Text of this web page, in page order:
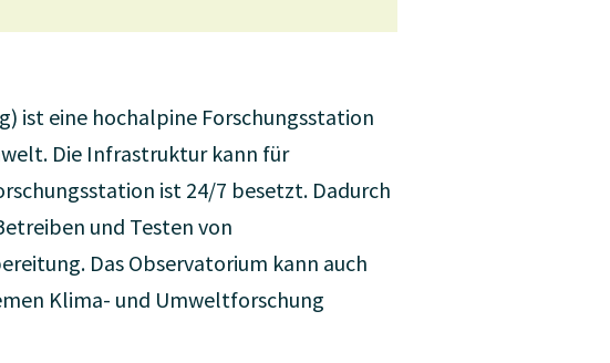
ist eine hochalpine Forschungsstation
Die Infrastruktur kann für
ist 24/7 besetzt. Dadurch
und Testen von
Das Observatorium kann auch
Klima- und Umweltforschung